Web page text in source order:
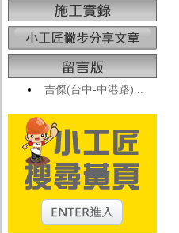
吉傑(台中-中港路)...